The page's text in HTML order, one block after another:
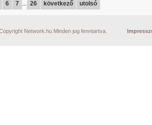
6 7 ... 26 következő utolsó
Network.hu Minden jog fenntartva.